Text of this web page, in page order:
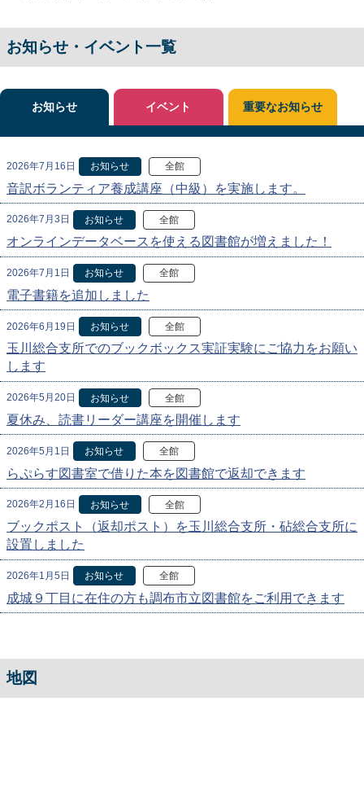
お知らせ・イベント一覧
お知らせ
2026年7月16日 お知らせ 全館
音訳ボランティア養成講座（中級）を実施します。
2026年7月3日 お知らせ 全館
オンラインデータベースを使える図書館が増えました！
2026年7月1日 お知らせ 全館
電子書籍を追加しました
2026年6月19日 お知らせ 全館
玉川総合支所でのブックボックス実証実験にご協力をお願い
します
2026年5月20日 お知らせ 全館
夏休み、読書リーダー講座を開催します
2026年5月1日 お知らせ 全館
らぷらす図書室で借りた本を図書館で返却できます
2026年2月16日 お知らせ 全館
ブックポスト（返却ポスト）を玉川総合支所・砧総合支所に
設置しました
2026年1月5日 お知らせ 全館
成城９丁目に在住の方も調布市立図書館をご利用できます
イベント 重要なお知らせ
地図